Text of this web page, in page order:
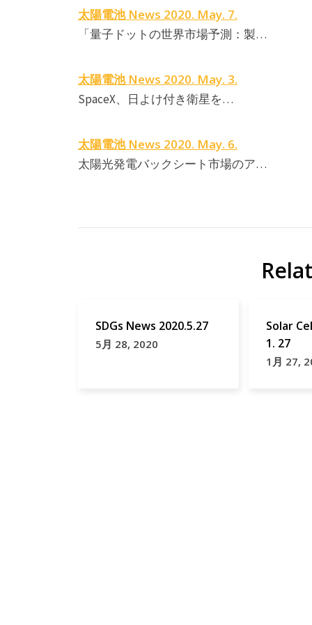
太陽電池 News 2020. May. 7.
「量子ドットの世界市場予測：製…
太陽電池 News 2020. May. 3.
SpaceX、日よけ付き衛星を…
太陽電池 News 2020. May. 6.
太陽光発電バックシート市場のア…
SDGs News 2020.5.27
5月 28, 2020
Solar
1. 27
1月 27,